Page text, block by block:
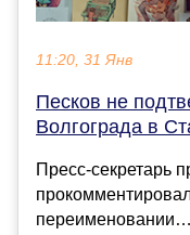
11:20, 31 Янв
Песков не
Волгограда в
Пресс-секретарь